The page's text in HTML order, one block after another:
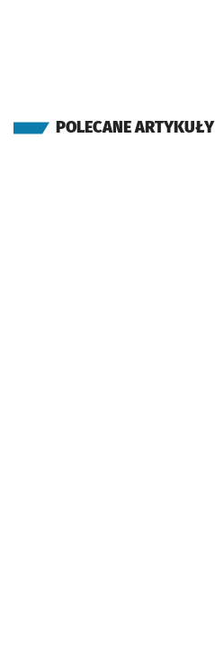
POLECANE ARTYKUŁY